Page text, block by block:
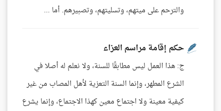
والترحم على ميتهم، وتسليتهم، وتصبيرهم. أما ...
حكم إقامة مراسم العزاء
ج: هذا العمل ليس مطابقًا للسنة، ولا نعلم له أصلا في
الشرع المطهر، وإنما السنة التعزية لأهل المصاب من غير
كيفية معينة ولا اجتماع معين كهذا الاجتماع، وإنما يشرع